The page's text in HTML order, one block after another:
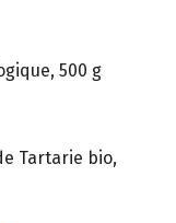
500 g
Tartarie bio,